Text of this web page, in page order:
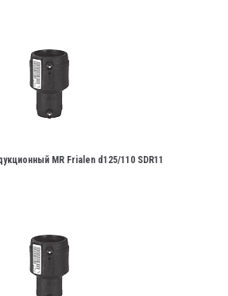
MR Frialen d125/110 SDR11